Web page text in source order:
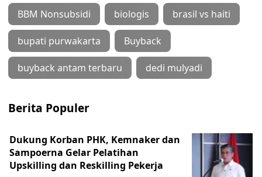
BBM Nonsubsidi biologis brasil vs haiti
bupati purwakarta Buyback
buyback antam terbaru dedi mulyadi
Berita Populer
Dukung Korban PHK, Kemnaker dan
Sampoerna Gelar Pelatihan
Upskilling dan Reskilling Pekerja